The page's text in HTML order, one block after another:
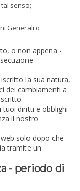
senso;
Generali o
o non appena -
la sua natura,
dei cambiamenti a
tuoi diritti e obblighi
il nostro
solo dopo che
tramite un
- periodo di